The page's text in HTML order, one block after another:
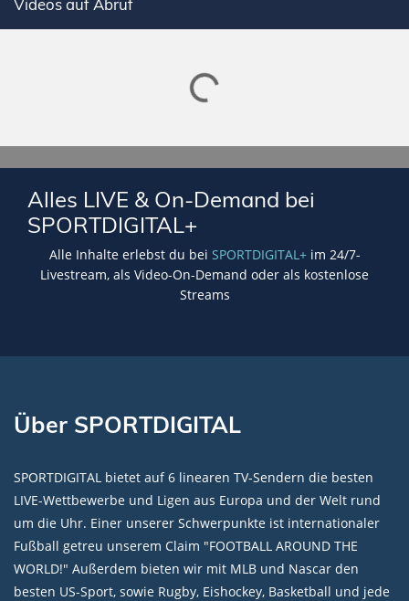
Videos auf Abruf
Lade SPORTDIGITAL+ Mediathek
Alles LIVE & On-Demand bei
SPORTDIGITAL+
Alle Inhalte erlebst du bei SPORTDIGITAL+im 24/7-
Livestream, als Video-On-Demand oder als kostenlose
Streams
Über SPORTDIGITAL
SPORTDIGITAL bietet auf 6 linearen TV-Sendern die besten
LIVE-Wettbewerbe und Ligen aus Europa und der Welt rund
um die Uhr. Einer unserer Schwerpunkte ist internationaler
Fußball getreu unserem Claim "FOOTBALL AROUND THE
WORLD!" Außerdem bieten wir mit MLB und Nascar den
besten US-Sport, sowie Rugby, Eishockey, Basketball und jede